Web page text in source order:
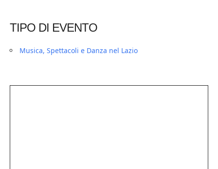
TIPO DI EVENTO
Musica, Spettacoli e Danza nel Lazio